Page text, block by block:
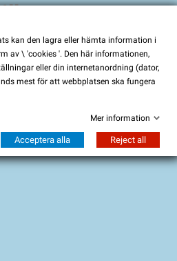
erbjudit kvalitetsprodukter för hem och
Hos oss hittar du ett noggrant utvalt
funktion och lång hållbarhet.
kan den lagra eller hämta information i
av \ 'cookies '. Den här informationen,
eller din internetanordning (dator,
mest för att webbplatsen ska fungera
Mer information
Acceptera alla Reject all